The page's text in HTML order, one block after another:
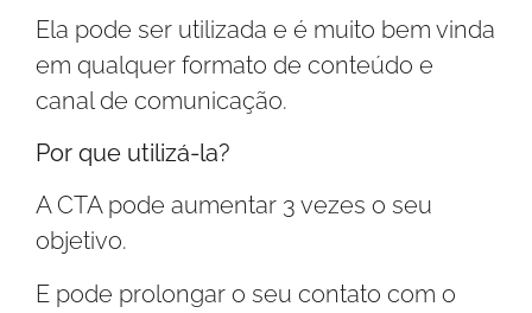
Ela pode ser utilizada e é muito bem vinda
em qualquer formato de conteúdo e
canal de comunicação.
Por que utilizá-la?
A CTA pode aumentar 3 vezes o seu
objetivo.
E pode prolongar o seu contato com o